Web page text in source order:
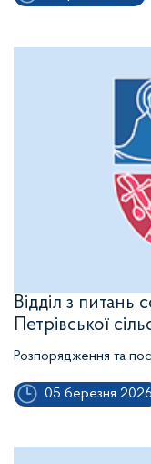
Відділ з питань
Петрівської
Розпорядження та
05 березня 2026